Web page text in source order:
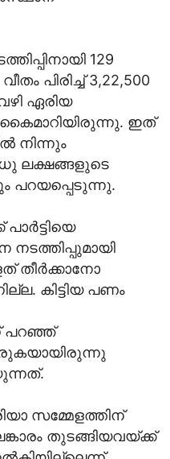
129
പിരിച്ച് 3,22,500
ഏരിയ
ഇത്
നിന്നും
ലക്ഷങ്ങളുടെ
പറയപ്പെടുന്നു.
നടത്തിപ്പുമായി
തീർക്കാനോ
കിട്ടിയ പണം
പറഞ്ഞ്
സമ്മേളത്തിന്
തുടങ്ങിയവയ്ക്ക്